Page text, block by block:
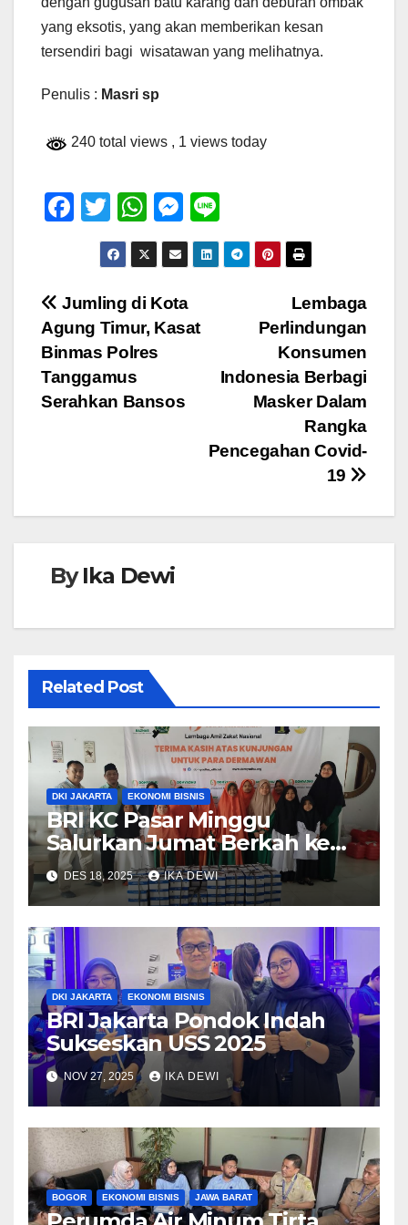
yang eksotis, yang akan memberikan kesan
tersendiri bagi wisatawan yang melihatnya.
Penulis : Masri sp
240 total views , 1 views today
F
e
b
o
o
k
T
wi
tt
er
W
h
at
s
A
p
M
e
ss
e
n
n
e
Navigasi
pos
Lembaga
Perlindungan
Konsumen
Indonesia Berbagi
Masker Dalam
Rangka
Pencegahan Covid-
19
Jumling di Kota
Agung Timur, Kasat
Binmas Polres
Tanggamus
Serahkan Bansos
ByIka Dewi
Related Post
DKI JAKARTA EKONOMI BISNIS
BRI KC Pasar Minggu
Salurkan Jumat Berkah ke
Domyadhu Pejaten
DES 18, 2025 IKA DEWI
DKI JAKARTA EKONOMI BISNIS
BRI Jakarta Pondok Indah
Sukseskan USS 2025
NOV 27, 2025 IKA DEWI
BOGOR EKONOMI BISNIS JAWA BARAT